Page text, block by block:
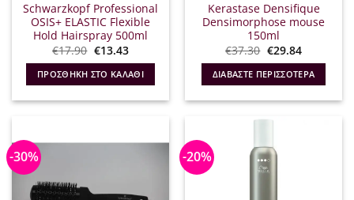
Schwarzkopf Professional
OSIS+ ELASTIC Flexible
Hold Hairspray 500ml
€17.90 Original
price
was:
€17.90.
€13.43Η
τιμή
είναι:
€13.43.
ΠΡΟΣΘΉΚΗ ΣΤΟ ΚΑΛΆΘΙ
Kerastase Densifique
Densimorphose mouse
150ml
€37.30 Original
price
was:
€37.30.
€29.84Η
τρέχουσα
τιμή
είναι:
€29.84.
ΔΙΑΒΆΣΤΕ ΠΕΡΙΣΣΌΤΕΡΑ
-30% -20%